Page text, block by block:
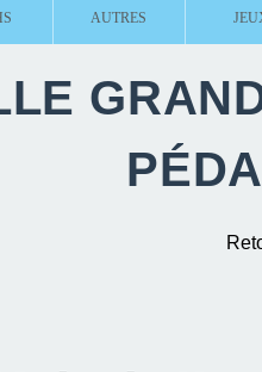
AUTRES